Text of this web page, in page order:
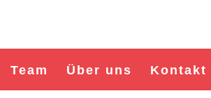
Team Über uns Kontakt